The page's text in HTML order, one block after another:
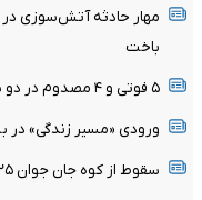
مهار حادثه آتش‌سوزی
باخت
۵ فوتی و ۴ مصدوم در دو سانحه مرگبار محورهای خرمشهر
ورودی «مسیر زندگی» در
سقوط از کوه جان جوان ۲۵ ساله‌ای را در خمینی‌شهر گرفت